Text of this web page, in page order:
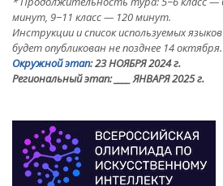
минут, 9−11 класс — 120 минут.
Инструкции и список используемых
будет опубликован не позднее 14 октября.
Окружной этап: 23 НОЯБРЯ 2024 г.
Региональный этап:
____ ЯНВАРЯ 2025 г.